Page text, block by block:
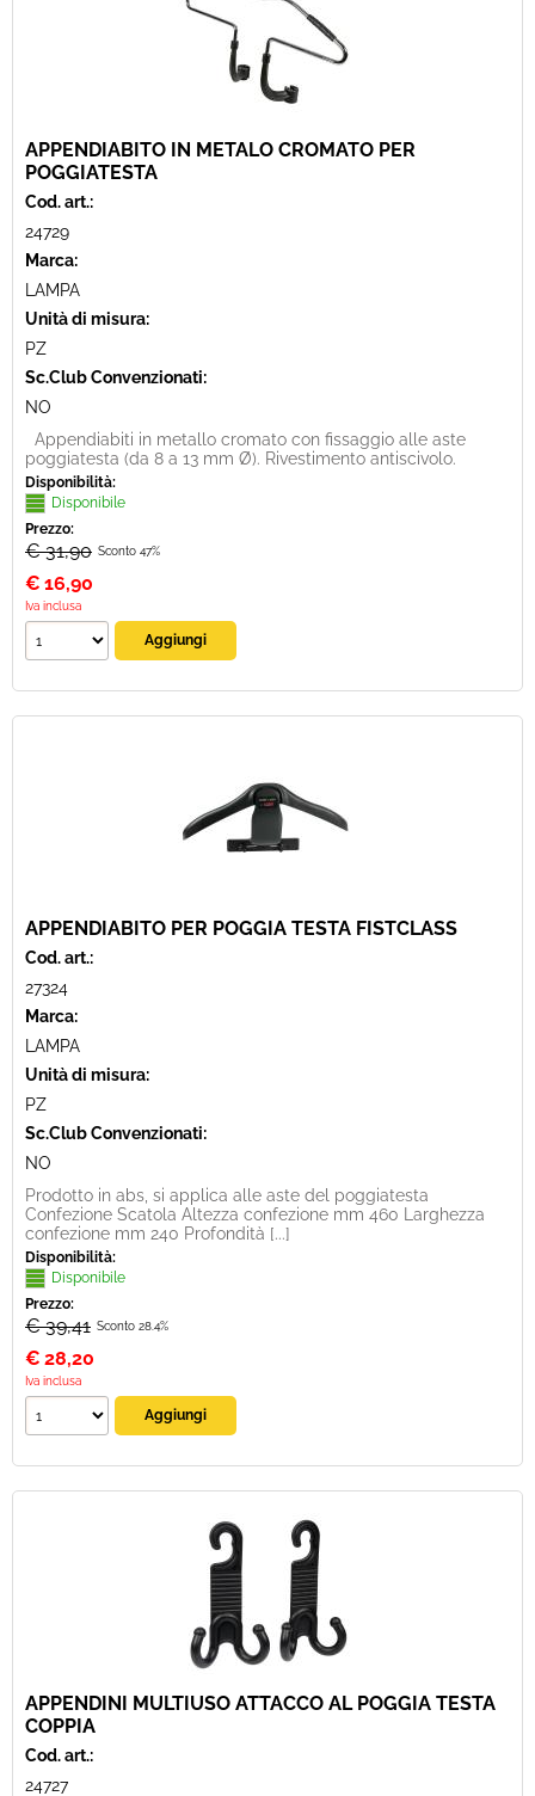
APPENDIABITO IN METALO CROMATO PER
POGGIATESTA
Cod. art.:
24729
Marca:
LAMPA
Unità di misura:
PZ
Sc.Club Convenzionati:
NO
Appendiabiti in metallo cromato con fissaggio alle aste
poggiatesta (da 8 a 13 mm Ø). Rivestimento antiscivolo.
Disponibilità:
Disponibile
Prezzo:
€ 31,90 Sconto 47%
€ 16,90
Iva inclusa
APPENDIABITO PER POGGIA TESTA FISTCLASS
Cod. art.:
27324
Marca:
LAMPA
Unità di misura:
PZ
Sc.Club Convenzionati:
NO
Prodotto in abs, si applica alle aste del poggiatesta
Confezione Scatola Altezza confezione mm 460 Larghezza
confezione mm 240 Profondità [...]
Disponibilità:
Disponibile
Prezzo:
€ 39,41 Sconto 28.4%
€ 28,20
Iva inclusa
APPENDINI MULTIUSO ATTACCO AL POGGIA TESTA
COPPIA
Cod. art.:
24727